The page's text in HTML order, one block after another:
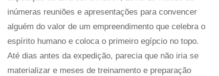
inúmeras reuniões e apresentações para convencer
alguém do valor de um empreendimento que celebra o
espírito humano e coloca o primeiro egípcio no topo.
Até dias antes da expedição, parecia que não iria se
materializar e meses de treinamento e preparação